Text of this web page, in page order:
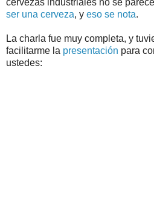
ser una cerveza, y eso se nota.
La charla fue muy completa, y
facilitarme la presentación para
ustedes: